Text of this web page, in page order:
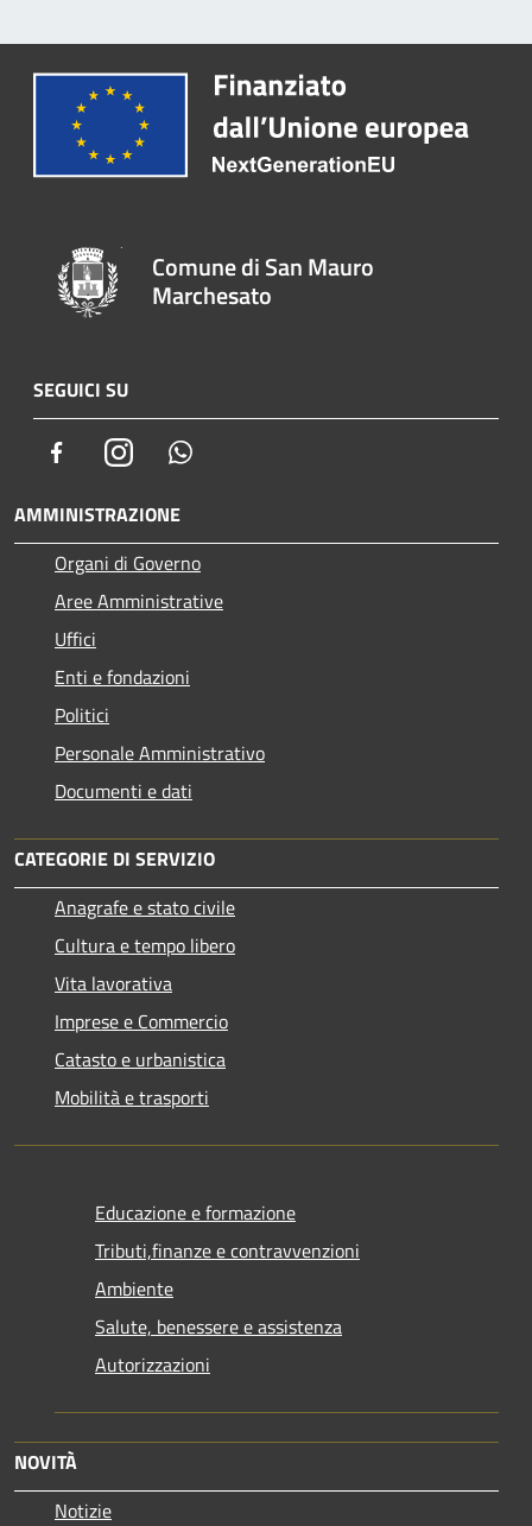
Comune di San Mauro
Marchesato
SEGUICI SU
FacebookInstagram
AMMINISTRAZIONE
Organi di Governo
Aree Amministrative
Uffici
Enti e fondazioni
Politici
Personale Amministrativo
Documenti e dati
CATEGORIE DI SERVIZIO
Anagrafe e stato civile
Cultura e tempo libero
Vita lavorativa
Imprese e Commercio
Catasto e urbanistica
Mobilità e trasporti
Educazione e formazione
Tributi,finanze e contravvenzioni
Ambiente
Salute, benessere e assistenza
Autorizzazioni
NOVITÀ
Notizie